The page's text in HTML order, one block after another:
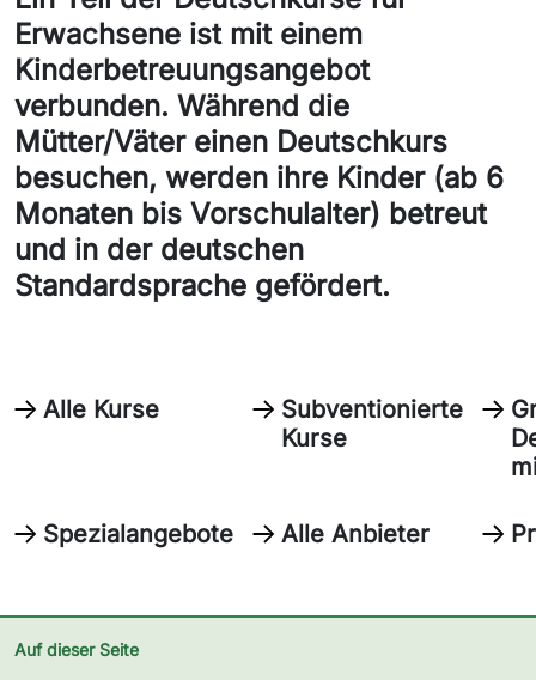
Erwachsene ist mit einem
Kinderbetreuungsangebot
verbunden. Während die
Mütter/Väter einen Deutschkurs
besuchen, werden ihre Kinder (ab 6
Monaten bis Vorschulalter) betreut
und in der deutschen
Standardsprache gefördert.
Alle Kurse
Subventionierte
Kurse
Spezialangebote Alle Anbieter
Auf dieser Seite